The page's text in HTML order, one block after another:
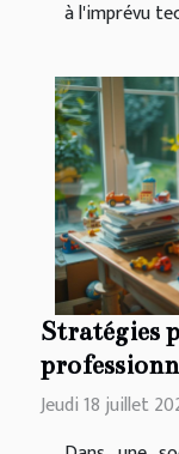
à l'imprévu
Stratégies
Jeudi 18 juillet